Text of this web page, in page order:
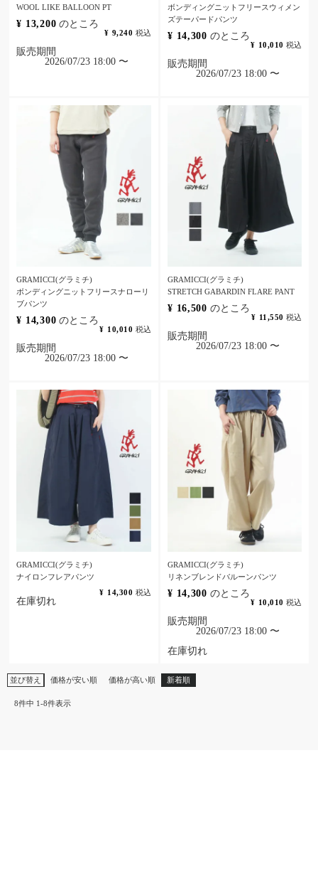
WOOL LIKE BALLOON PT
¥ 13,200 のところ
¥ 9,240 税込
販売期間
2026/07/23 18:00 〜
ボンディングニットフリースウィメン
ズテーパードパンツ
¥ 14,300 のところ
¥ 10,010 税込
販売期間
2026/07/23 18:00 〜
GRAMICCI(グラミチ)
ボンディングニットフリースナローリ
ブパンツ
¥ 14,300 のところ
¥ 10,010 税込
販売期間
2026/07/23 18:00 〜
GRAMICCI(グラミチ)
STRETCH GABARDIN FLARE PANT
¥ 16,500 のところ
¥ 11,550 税込
販売期間
2026/07/23 18:00 〜
GRAMICCI(グラミチ)
ナイロンフレアパンツ
¥ 14,300 税込
在庫切れ
GRAMICCI(グラミチ)
リネンブレンドバルーンパンツ
¥ 14,300 のところ
¥ 10,010 税込
販売期間
2026/07/23 18:00 〜
在庫切れ
並び替え 価格が安い順 価格が高い順 新着順
8件中 1-8件表示